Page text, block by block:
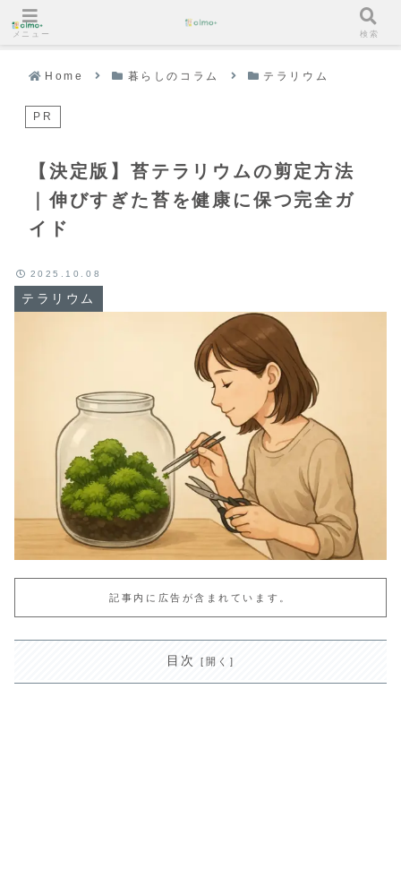
Home 暮らしのコラム テラリウム
PR
【決定版】苔テラリウムの剪定方法
｜伸びすぎた苔を健康に保つ完全ガ
イド
テラリウム
2025.10.08
記事内に広告が含まれています。
目次
メニュー 検索